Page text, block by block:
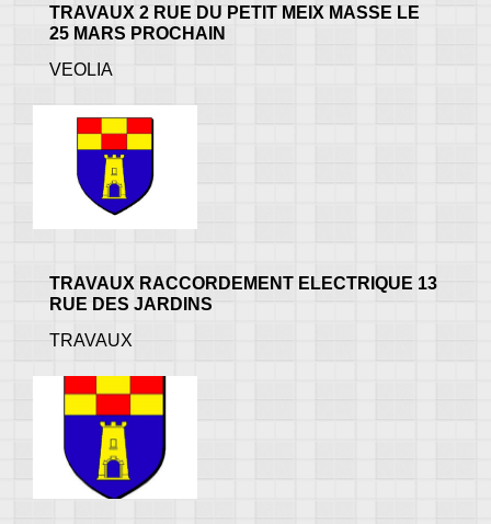
TRAVAUX 2 RUE DU PETIT MEIX MASSE LE
25 MARS PROCHAIN
VEOLIA
TRAVAUX RACCORDEMENT ELECTRIQUE 13
RUE DES JARDINS
TRAVAUX